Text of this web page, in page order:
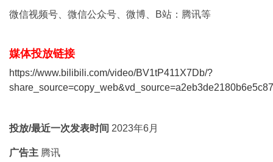
微信视频号、微信公众号、微博、B站：腾讯等
媒体投放链接
https://www.bilibili.com/video/BV1tP411X7Db/?
投放/最近一次发表时间 2023年6月
广告主 腾讯